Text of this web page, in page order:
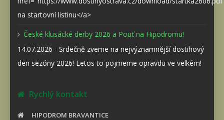
na startovní listinu</a>
České klusácké derby 2026 a Pouť na Hipodromu!
14.07.2026 - Srdečně zveme na nejvýznamnější dostihový
den sezóny 2026! Letos to pojmeme opravdu ve velkém!
Rychlý kontakt
HIPODROM BRAVANTICE